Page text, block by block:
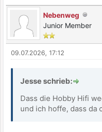
Nebenweg
Junior Member
09.07.2026, 17:12
Jesse schrieb:
Dass die Hobby Hifi
und ich hoffe, dass da